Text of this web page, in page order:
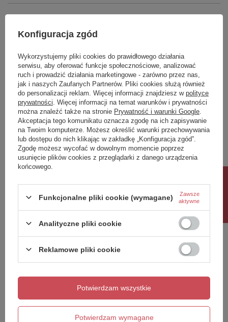
EAN
8590913989858
Gwarancja
2 lata
Podmiot odpowiedzialny za ten
produkt na terenie UE
Symbol AB550
Potrzebujesz pomocy? Masz pytania?
Zadaj pytanie a my odpowiemy niezwłocznie,
najciekawsze pytania i odpowiedzi publikując
dla innych.
Zadaj pytanie
Napisz swoją opinię
5/5
Treść twojej opinii
Dodaj własne zdjęcie produktu:
Konfiguracja zgód
Wykorzystujemy pliki cookies do prawidłowego działania
serwisu, aby oferować funkcje społecznościowe, analizować
ruch i prowadzić działania marketingowe - zarówno przez nas,
jak i naszych Zaufanych Partnerów. Pliki cookies służą również
do personalizacji reklam. Więcej informacji znajdziesz w polityce
prywatności . Więcej informacji na temat warunków i prywatności
można znaleźć także na stronie Prywatność i warunki Google
Akceptacja tego komunikatu oznacza zgodę na ich zapisywanie
na Twoim komputerze. Możesz określić warunki przechowywania
lub dostępu do nich klikając w zakładkę „Konfiguracja zgód”.
Zgodę możesz wycofać w dowolnym momencie poprzez
usunięcie plików cookies z przeglądarki z danego urządzenia
końcowego.
Funkcjonalne pliki cookie (wymagane)
Zawsze
aktywne
Analityczne pliki cookie
Reklamowe pliki cookie
Potwierdzam wymagane
Potwierdzam wszystkie